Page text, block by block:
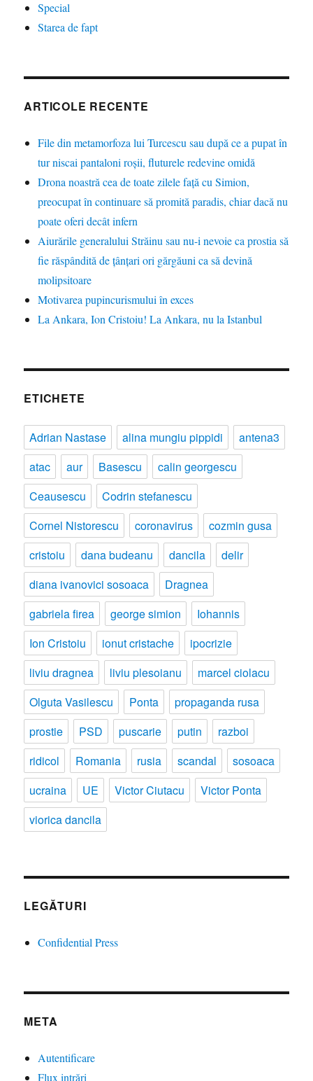
Special
Starea de fapt
ARTICOLE RECENTE
File din metamorfoza lui Turcescu sau după ce a pupat în
tur niscai pantaloni roșii, fluturele redevine omidă
Drona noastră cea de toate zilele față cu Simion,
preocupat în continuare să promită paradis, chiar dacă nu
poate oferi decât infern
Aiurările generalului Străinu sau nu-i nevoie ca prostia să
fie răspândită de țânțari ori gărgăuni ca să devină
molipsitoare
Motivarea pupincurismului în exces
La Ankara, Ion Cristoiu! La Ankara, nu la Istanbul
ETICHETE
Adrian Nastase alina mungiu pippidi
antena3
atac
aur Basescu
calin georgescu
Ceausescu
Codrin stefanescu
Cornel Nistorescu
coronavirus
cozmin gusa
cristoiu
dana budeanu dancila
delir
diana ivanovici sosoaca
Dragnea
gabriela firea
george simion
Iohannis
Ion Cristoiu
ionut cristache
ipocrizie
liviu dragnea
liviu plesoianu
marcel ciolacu
Olguta Vasilescu
Ponta
propaganda rusa
prostie
PSD puscarie putin
razboi
ridicol
Romania rusia scandal
sosoaca
ucraina
UE Victor Ciutacu
Victor Ponta
viorica dancila
LEGĂTURI
Confidential Press
META
Autentificare
Flux intrări